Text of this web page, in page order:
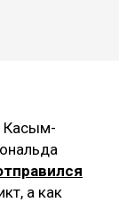
Касым-
а как